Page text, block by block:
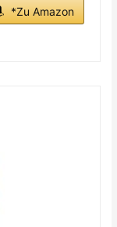
*Zu Amazon